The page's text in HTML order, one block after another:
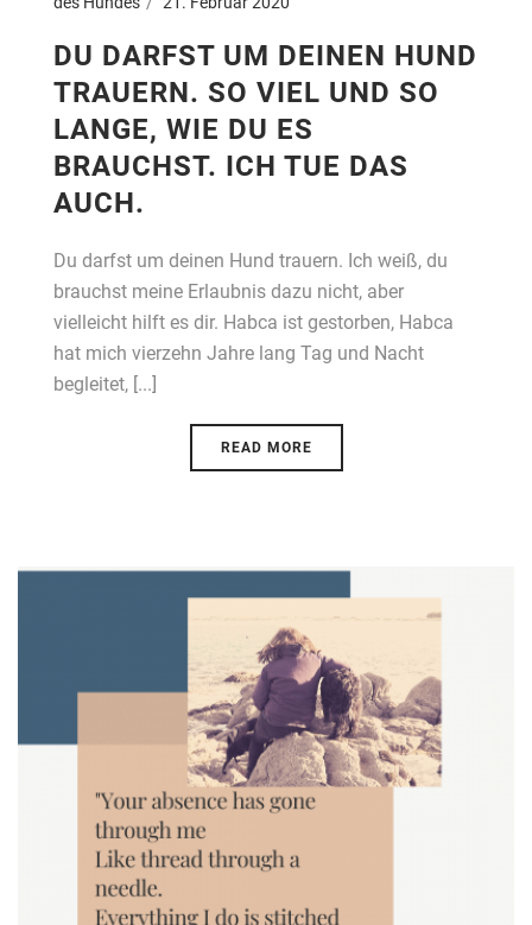
DU DARFST UM DEINEN HUND
TRAUERN. SO VIEL UND SO
LANGE, WIE DU ES
BRAUCHST. ICH TUE DAS
AUCH.
Du darfst um deinen Hund trauern. Ich weiß, du
brauchst meine Erlaubnis dazu nicht, aber
vielleicht hilft es dir. Habca ist gestorben, Habca
hat mich vierzehn Jahre lang Tag und Nacht
begleitet, [...]
READ MORE